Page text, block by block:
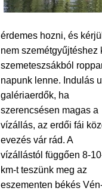
érdemes hozni, és
nem szemétgyűjtéshez
szemeteszsákból
napunk lenne. Indulás
galériaerdők, ha
szerencsésen magas a
vízállás, az erdői fái
evezés vár rád. A
vízállástól függően 8-
km-t teszünk meg az
eszementen békés